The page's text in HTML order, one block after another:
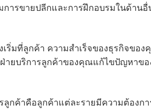
ารขายปลีกและการฝึกอบรมในด้าน
ริ่มที่ลูกค้า ความสําเร็จของธุรกิจขอ
ยบริการลูกค้าของคุณแก้ไขปัญหาขอ
ลูกค้าคือลูกค้าแต่ละรายมีความต้องก